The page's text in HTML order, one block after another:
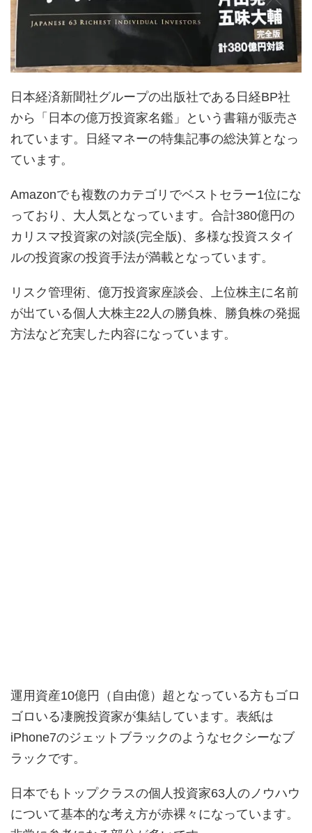
日本経済新聞社グループの出版社である日経BP社
から「日本の億万投資家名鑑」という書籍が販売さ
れています。日経マネーの特集記事の総決算となっ
ています。
Amazonでも複数のカテゴリでベストセラー1位にな
っており、大人気となっています。合計380億円の
カリスマ投資家の対談(完全版)、多様な投資スタイ
ルの投資家の投資手法が満載となっています。
リスク管理術、億万投資家座談会、上位株主に名前
が出ている個人大株主22人の勝負株、勝負株の発掘
方法など充実した内容になっています。
運用資産10億円（自由億）超となっている方もゴロ
ゴロいる凄腕投資家が集結しています。表紙は
iPhone7のジェットブラックのようなセクシーなブ
ラックです。
日本でもトップクラスの個人投資家63人のノウハウ
について基本的な考え方が赤裸々になっています。